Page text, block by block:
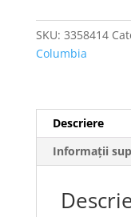
SKU: 3358414
Columbia
Descriere
Informații